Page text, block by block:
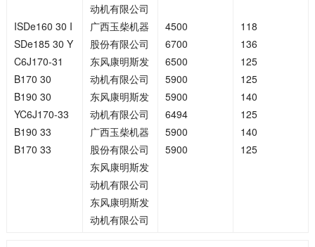
ISDe160 30 I
SDe185 30 Y
C6J170-31
B170 30
B190 30
YC6J170-33
B190 33
B170 33
动机有限公司
广西玉柴机器
股份有限公司
东风康明斯发
动机有限公司
东风康明斯发
动机有限公司
广西玉柴机器
股份有限公司
东风康明斯发
动机有限公司
东风康明斯发
动机有限公司
4500
6700
6500
5900
5900
6494
5900
5900
118
136
125
125
140
125
140
125